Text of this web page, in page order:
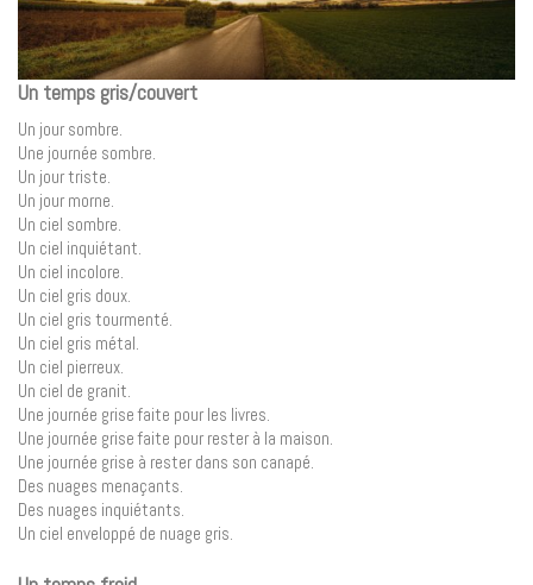
Un temps gris/couvert
Un jour sombre.
Une journée sombre.
Un jour triste.
Un jour morne.
Un ciel sombre.
Un ciel inquiétant.
Un ciel incolore.
Un ciel gris doux.
Un ciel gris tourmenté.
Un ciel gris métal.
Un ciel pierreux.
Un ciel de granit.
Une journée grise faite pour les livres.
Une journée grise faite pour rester à la maison.
Une journée grise à rester dans son canapé.
Des nuages ​​menaçants.
Des nuages ​​inquiétants.
Un ciel enveloppé de nuage gris.